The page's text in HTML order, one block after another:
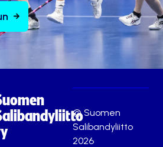
© Suomen
Salibandyliitto
2026